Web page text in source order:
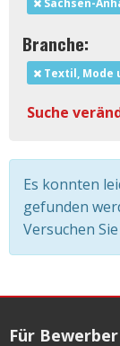
Branche:
Textil, Mode
Suche
Es konnten
gefunden
Versuchen
Für Bewerber